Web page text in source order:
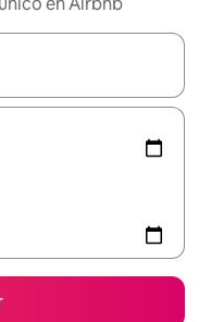
podrás navegar